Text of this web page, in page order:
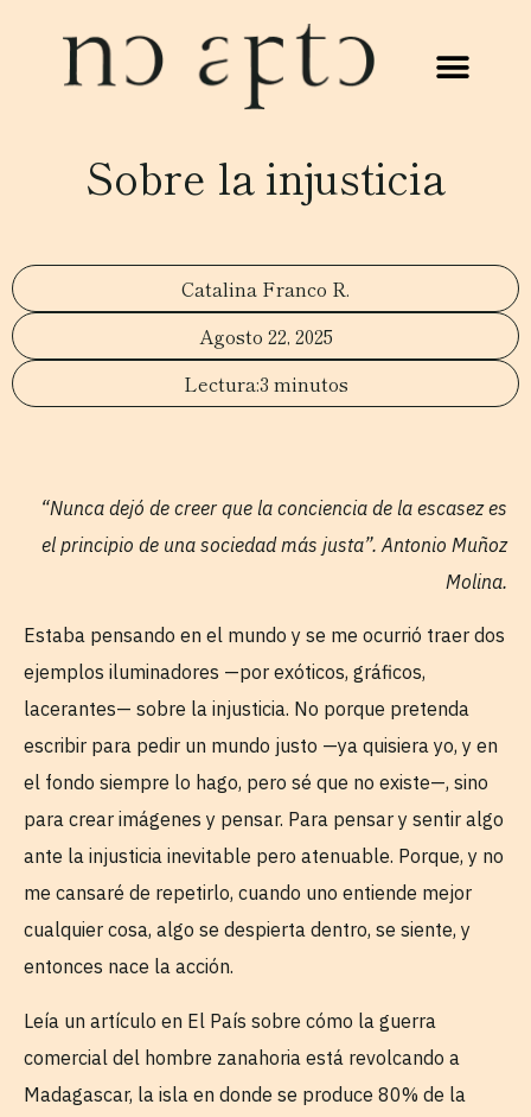
Sobre la injusticia
Catalina Franco R.
Agosto 22, 2025
3 minutos
“Nunca dejó de creer que la conciencia de la escasez es
el principio de una sociedad más justa”. Antonio Muñoz
Molina.
Estaba pensando en el mundo y se me ocurrió traer dos
ejemplos iluminadores —por exóticos, gráficos,
lacerantes— sobre la injusticia. No porque pretenda
escribir para pedir un mundo justo —ya quisiera yo, y en
el fondo siempre lo hago, pero sé que no existe—, sino
para crear imágenes y pensar. Para pensar y sentir algo
ante la injusticia inevitable pero atenuable. Porque, y no
me cansaré de repetirlo, cuando uno entiende mejor
cualquier cosa, algo se despierta dentro, se siente, y
entonces nace la acción.
Leía un artículo en El País sobre cómo la guerra
comercial del hombre zanahoria está revolcando a
Madagascar, la isla en donde se produce 80% de la